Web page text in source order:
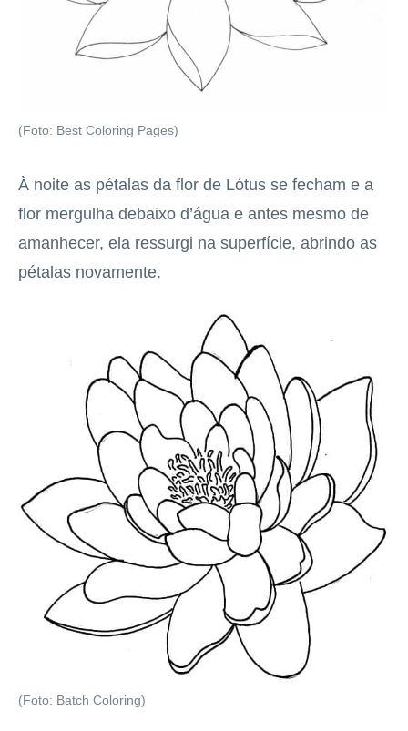
(Foto: Best Coloring Pages)
À noite as pétalas da flor de Lótus se fecham e a
flor mergulha debaixo d’água e antes mesmo de
amanhecer, ela ressurgi na superfície, abrindo as
pétalas novamente.
(Foto: Batch Coloring)